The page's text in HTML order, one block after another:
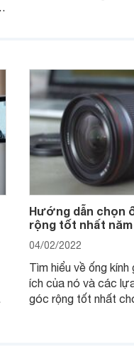
Pro đem đến những
Hướng dẫn chọn
rộng tốt nhất năm
04/02/2022
Tìm hiểu về ống
ích của nó và các
góc rộng tốt nhất